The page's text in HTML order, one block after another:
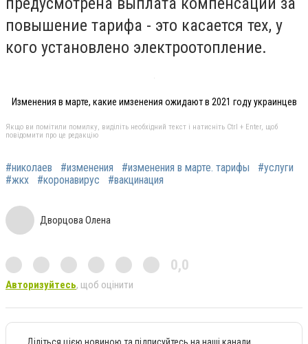
повышение тарифа - это касается тех, у
кого установлено электроотопление.
Изменения в марте, какие имзенения ожидают в 2021 году украинцев
Якщо ви помітили помилку, виділіть необхідний текст і натисніть Ctrl + Enter, щоб
повідомити про це редакцію
#николаев #изменения #изменения в марте. тарифы
#услуги
#жкх
#коронавирус #вакцинация
Дворцова Олена
0,0
Авторизуйтесь, щоб оцінити